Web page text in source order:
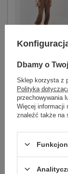
brązowy
Dbamy o
Sklep korzysta z
Polityką
przechowywania
Więcej informacji
znaleźć także na